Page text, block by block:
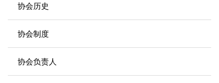
协会历史
协会制度
协会负责人